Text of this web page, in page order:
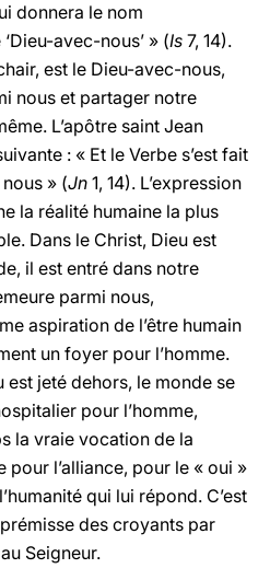
donnera le nom
avec-nous’ » (Is 7, 14).
est le Dieu-avec-nous,
nous et partager notre
L’apôtre saint Jean
: « Et le Verbe s’est fait
» (Jn 1, 14). L’expression
la réalité humaine la plus
Dans le Christ, Dieu est
il est entré dans notre
parmi nous,
aspiration de l’être humain
un foyer pour l’homme.
est jeté dehors, le monde se
pour l’homme,
la vraie vocation de la
pour l’alliance, pour le « oui »
qui lui répond. C’est
des croyants par
Seigneur.